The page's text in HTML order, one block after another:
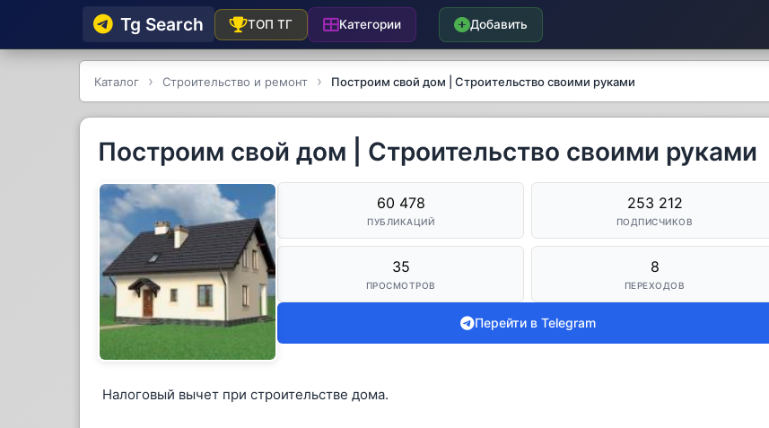
Tg Searсh ТОП ТГ Категории Добавить
Каталог Строительство и ремонт Построим свой дом | Строительство своими руками
Построим свой дом | Строительство своими руками
60 478
ПУБЛИКАЦИЙ
253 212
ПОДПИСЧИКОВ
35
ПРОСМОТРОВ
8
ПЕРЕХОДОВ
Перейти в Telegram
Налоговый вычет при строительстве дома.